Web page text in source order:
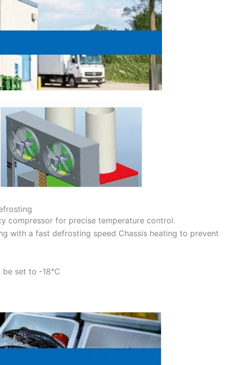
compressor for precise temperature control.
with a fast defrosting speed Chassis heating to prevent
be set to -18°C